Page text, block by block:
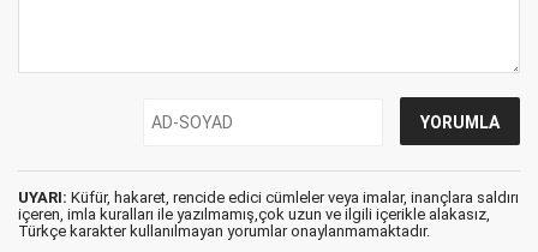
UYARI: Küfür, hakaret, rencide edici cümleler veya imalar, inançlara saldırı
içeren, imla kuralları ile yazılmamış,çok uzun ve ilgili içerikle alakasız,
Türkçe karakter kullanılmayan yorumlar onaylanmamaktadır.